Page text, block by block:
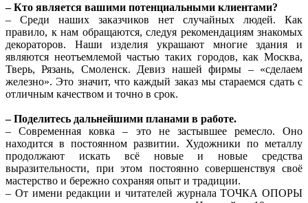
– Кто является вашими потенциальными клиентами?
– Среди наших заказчиков нет случайных людей. Как
правило, к нам обращаются, следуя рекомендациям знакомых
декораторов. Наши изделия украшают многие здания и
являются неотъемлемой частью таких городов, как Москва,
Тверь, Рязань, Смоленск. Девиз нашей фирмы – «сделаем
железно». Это значит, что каждый заказ мы стараемся сдать с
отличным качеством и точно в срок.
– Поделитесь дальнейшими планами в работе.
– Современная ковка – это не застывшее ремесло. Оно
находится в постоянном развитии. Художники по металлу
продолжают искать всё новые и новые средства
выразительности, при этом постоянно совершенствуя своё
мастерство и бережно сохраняя опыт и традиции.
– От имени редакции и читателей журнала ТОЧКА ОПОРЫ